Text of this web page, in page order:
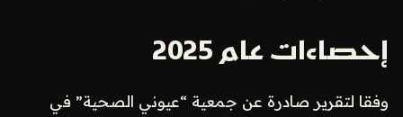
إحصاءات عام 2025
وفقا لتقرير صادرة عن جمعية “عيوني الصحية” في